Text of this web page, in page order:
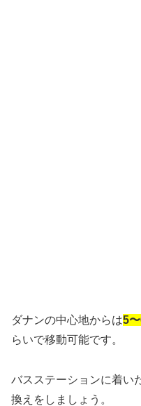
ダナンの中心地からは5
らいで移動可能です。
バスステーションに着い
換えをしましょう。